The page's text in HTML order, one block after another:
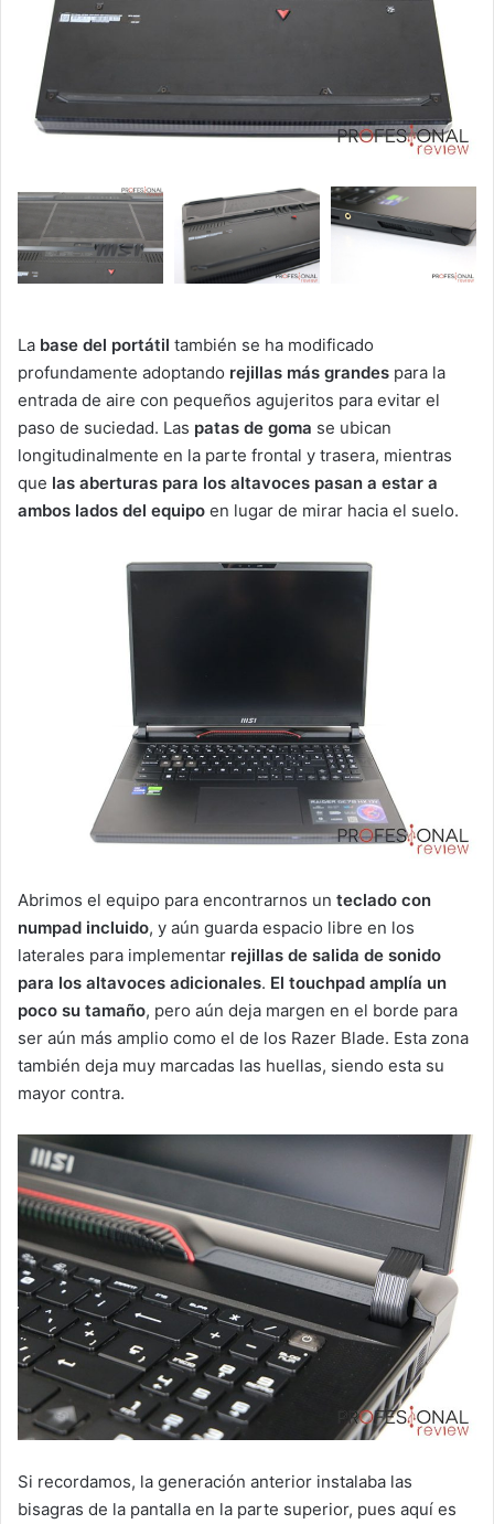
La base del portátil también se ha modificado
profundamente adoptando rejillas más grandes para la
entrada de aire con pequeños agujeritos para evitar el
paso de suciedad. Las patas de goma se ubican
longitudinalmente en la parte frontal y trasera, mientras
que las aberturas para los altavoces pasan a estar a
ambos lados del equipo en lugar de mirar hacia el suelo.
Abrimos el equipo para encontrarnos un teclado con
numpad incluido, y aún guarda espacio libre en los
laterales para implementar rejillas de salida de sonido
para los altavoces adicionales. El touchpad amplía un
poco su tamaño, pero aún deja margen en el borde para
ser aún más amplio como el de los Razer Blade. Esta zona
también deja muy marcadas las huellas, siendo esta su
mayor contra.
Si recordamos, la generación anterior instalaba las
bisagras de la pantalla en la parte superior, pues aquí es